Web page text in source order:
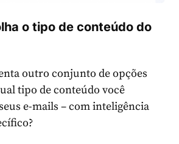
o tipo de conteúdo do
outro conjunto de opções
tipo de conteúdo você
e-mails – com inteligência